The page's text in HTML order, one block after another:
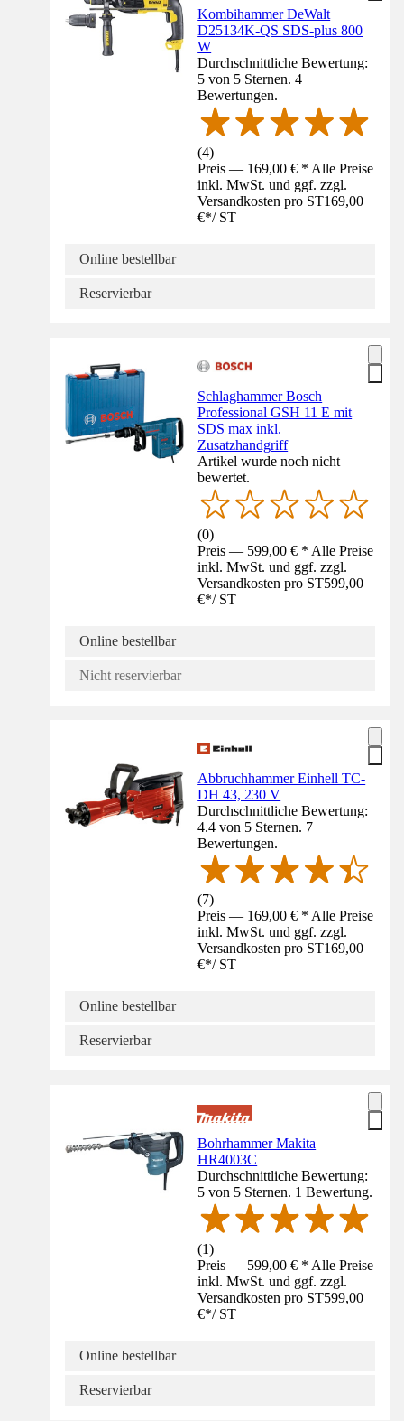
Kombihammer DeWalt
D25134K-QS SDS-plus 800
W
Durchschnittliche Bewertung:
5 von 5 Sternen. 4
Bewertungen.
(4)
Preis — 169,00 € * Alle Preise
inkl. MwSt. und ggf. zzgl.
Versandkosten pro ST169,00
€*/ ST
Online bestellbar
Reservierbar
Schlaghammer Bosch
Professional GSH 11 E mit
SDS max inkl.
Zusatzhandgriff
Artikel wurde noch nicht
bewertet.
(0)
Preis — 599,00 € * Alle Preise
inkl. MwSt. und ggf. zzgl.
Versandkosten pro ST599,00
€*/ ST
Online bestellbar
Nicht reservierbar
Abbruchhammer Einhell TC-
DH 43, 230 V
Durchschnittliche Bewertung:
4.4 von 5 Sternen. 7
Bewertungen.
(7)
Preis — 169,00 € * Alle Preise
inkl. MwSt. und ggf. zzgl.
Versandkosten pro ST169,00
€*/ ST
Online bestellbar
Reservierbar
Bohrhammer Makita
HR4003C
Durchschnittliche Bewertung:
5 von 5 Sternen. 1 Bewertung.
(1)
Preis — 599,00 € * Alle Preise
inkl. MwSt. und ggf. zzgl.
Versandkosten pro ST599,00
€*/ ST
Online bestellbar
Reservierbar